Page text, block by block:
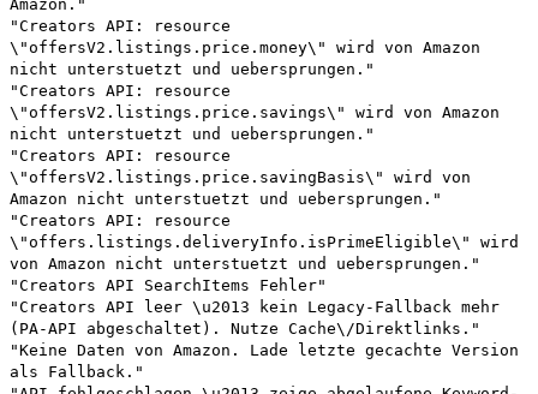
Amazon."
"Creators API: resource
\"offersV2.listings.price.money\" wird von Amazon
nicht unterstuetzt und uebersprungen."
"Creators API: resource
\"offersV2.listings.price.savings\" wird von Amazon
nicht unterstuetzt und uebersprungen."
"Creators API: resource
\"offersV2.listings.price.savingBasis\" wird von
Amazon nicht unterstuetzt und uebersprungen."
"Creators API: resource
\"offers.listings.deliveryInfo.isPrimeEligible\" wird
von Amazon nicht unterstuetzt und uebersprungen."
"Creators API SearchItems Fehler"
"Creators API leer \u2013 kein Legacy-Fallback mehr
(PA-API abgeschaltet). Nutze Cache\/Direktlinks."
"Keine Daten von Amazon. Lade letzte gecachte Version
als Fallback."